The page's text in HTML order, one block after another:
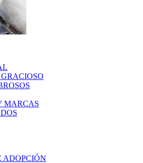
MARCAS
ADOPCIÓN